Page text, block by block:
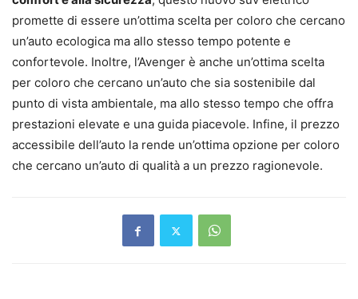
promette di essere un’ottima scelta per coloro che cercano
un’auto ecologica ma allo stesso tempo potente e
confortevole. Inoltre, l’Avenger è anche un’ottima scelta
per coloro che cercano un’auto che sia sostenibile dal
punto di vista ambientale, ma allo stesso tempo che offra
prestazioni elevate e una guida piacevole. Infine, il prezzo
accessibile dell’auto la rende un’ottima opzione per coloro
che cercano un’auto di qualità a un prezzo ragionevole.